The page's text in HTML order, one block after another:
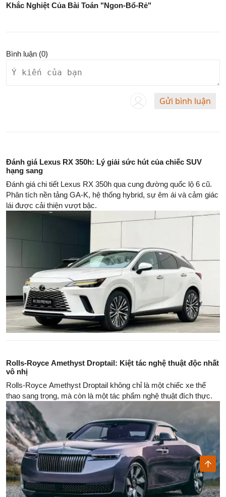
Khắc Nghiệt Của Bài Toán "Ngon-Bổ-Rẻ"
Bình luận (0)
Gửi bình luận
Đánh giá Lexus RX 350h: Lý giải sức hút của chiếc SUV
hạng sang
Đánh giá chi tiết Lexus RX 350h qua cung đường quốc lộ 6 cũ.
Phân tích nền tảng GA-K, hệ thống hybrid, sự êm ái và cảm giác
lái được cải thiện vượt bậc.
Rolls-Royce Amethyst Droptail: Kiệt tác nghệ thuật độc nhất
vô nhị
Rolls-Royce Amethyst Droptail không chỉ là một chiếc xe thể
thao sang trọng, mà còn là một tác phẩm nghệ thuật đích thực.